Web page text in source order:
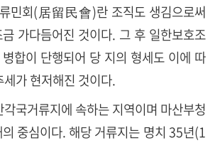
민회(居留民會)란 조직도 생김으로써
가다듬어진 것이다. 그 후 일한보호조
합이 단행되어 당 지의 형세도 이에 따
가 현저해진 것이다.
국거류지에 속하는 지역이며 마산부청
중심이다. 해당 거류지는 명치 35년(1